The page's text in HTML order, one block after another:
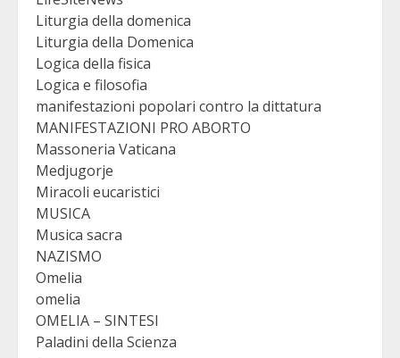
Liturgia della domenica
Liturgia della Domenica
Logica della fisica
Logica e filosofia
manifestazioni popolari contro la dittatura
MANIFESTAZIONI PRO ABORTO
Massoneria Vaticana
Medjugorje
Miracoli eucaristici
MUSICA
Musica sacra
NAZISMO
Omelia
omelia
OMELIA – SINTESI
Paladini della Scienza